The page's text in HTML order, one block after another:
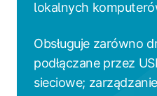
lokalnych
Obsługuje zarówno
podłączane przez
sieciowe;